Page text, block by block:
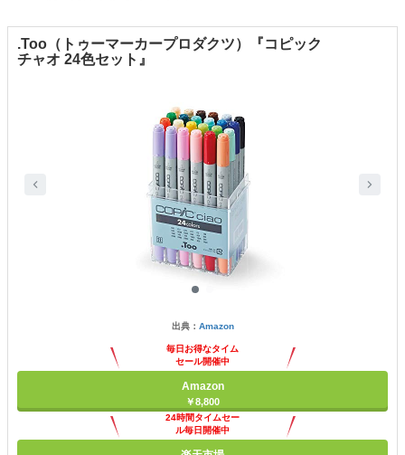
.Too（トゥーマーカープロダクツ）『コピック
チャオ 24色セット』
出典： Amazon
毎日お得なタイム
セール開催中
Amazon
￥8,800
24時間タイムセー
ル毎日開催中